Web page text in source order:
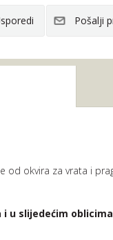
od okvira za vrata i
i u slijedećim oblicima